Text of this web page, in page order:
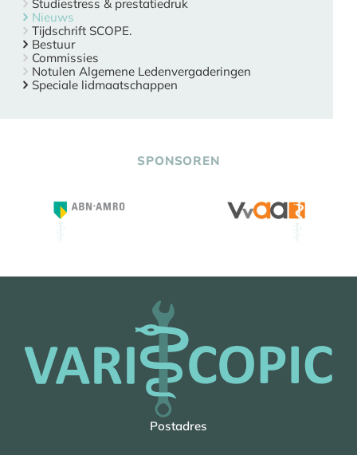
Studiestress & prestatiedruk
Nieuws
Tijdschrift SCOPE.
Bestuur
Commissies
Notulen Algemene Ledenvergaderingen
Speciale lidmaatschappen
SPONSOREN
Postadres